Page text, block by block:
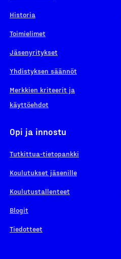
Historia
Toimielimet
Jäsenyritykset
Yhdistyksen säännöt
Merkkien kriteerit ja
käyttöehdot
Opi ja innostu
Tutkittua-tietopankki
Koulutukset jäsenille
Koulutustallenteet
Blogit
Tiedotteet